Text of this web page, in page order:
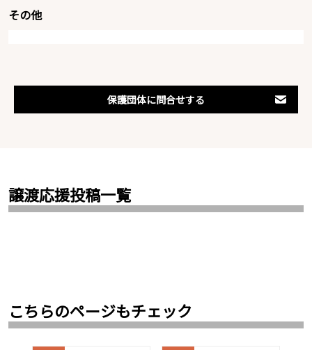
その他
保護団体に問合せする
譲渡応援投稿一覧
こちらのページもチェック